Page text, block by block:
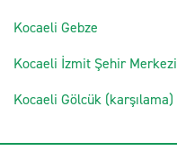
Kocaeli Gebze
Kocaeli İzmit Şehir Merkezi
Kocaeli Gölcük (karşılama)